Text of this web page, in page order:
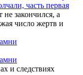
часть первая
не закончился, а
число жертв и
и следствиях